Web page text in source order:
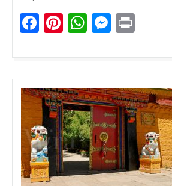
Facebook
Pinterest
WhatsApp